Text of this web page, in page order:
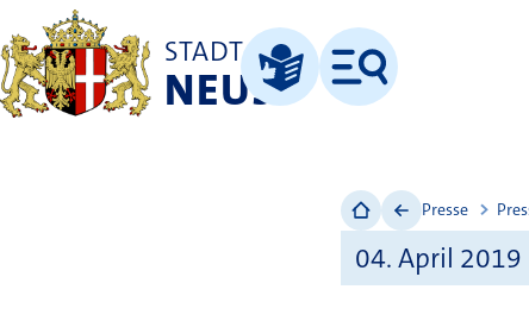
STADT
NEUSSLeichte Sprache
Menü
Presse
04. April 2019